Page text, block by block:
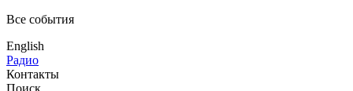
Все события
English
Радио
Контакты
Поиск